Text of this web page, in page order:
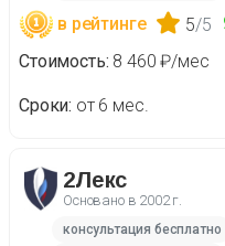
в рейтинге 5/5
Стоимость 8 460 ₽/мес
Сроки от 6 мес.
2Лекс
Основано в 2002 г.
консультация бесплатно